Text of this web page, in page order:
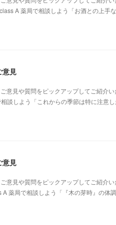
A 薬局で相談しよう「お酒との上手
意見
意見や質問をピックアップしてご紹介
談しよう「これからの季節は特に注意
意見
意見や質問をピックアップしてご紹介
A 薬局で相談しよう「『木の芽時』の体